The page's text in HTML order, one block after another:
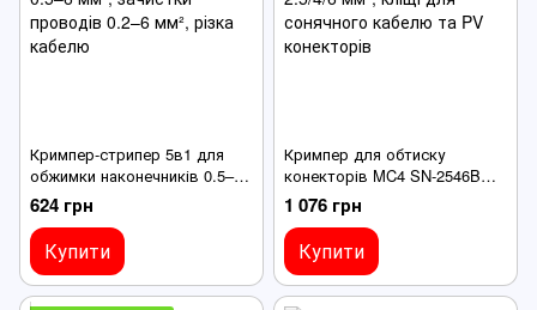
Кримпер-стрипер 5в1 для
обжимки наконечників 0.5–6
мм², зачистки проводів 0.2–6
мм², різка кабелю
624 грн
Купити
Кримпер для обтиску
конекторів MC4 SN-2546B
2.5/4/6 мм², кліщі для
сонячного кабелю та PV
конекторів
1 076 грн
Купити